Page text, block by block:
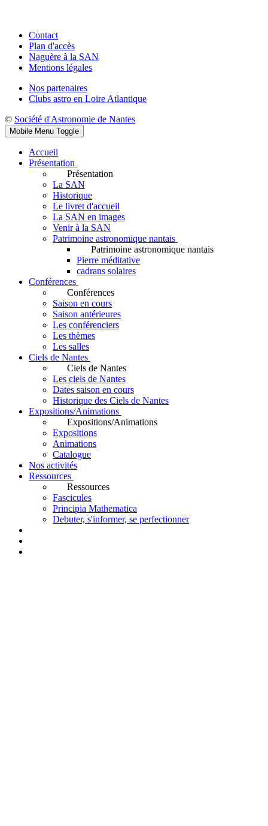
Contact
Plan d'accès
Naguère à la SAN
Mentions légales
Nos partenaires
Clubs astro en Loire Atlantique
© Société d'Astronomie de Nantes
Mobile Menu Toggle
Accueil
Présentation
Présentation
La SAN
Historique
Le livret d'accueil
La SAN en images
Venir à la SAN
Patrimoine astronomique nantais
Patrimoine astronomique nantais
Pierre méditative
cadrans solaires
Conférences
Conférences
Saison en cours
Saison antérieures
Les conférenciers
Les thèmes
Les salles
Ciels de Nantes
Ciels de Nantes
Les ciels de Nantes
Dates saison en cours
Historique des Ciels de Nantes
Expositions/Animations
Expositions/Animations
Expositions
Animations
Catalogue
Nos activités
Ressources
Ressources
Fascicules
Principia Mathematica
Debuter, s'informer, se perfectionner